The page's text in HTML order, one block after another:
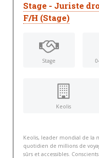
Stage - Juriste
F/H (Stage)
Stage
Keolis
Keolis, leader mondial de la
quotidien de millions de
sûrs et accessibles.